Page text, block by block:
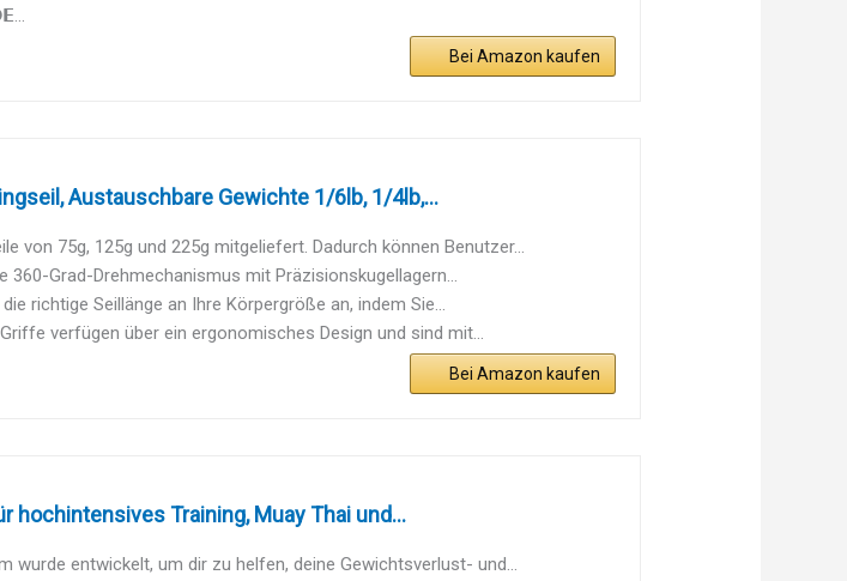
Bei Amazon kaufen
Austauschbare Gewichte 1/6lb, 1/4lb,...
von 75g, 125g und 225g mitgeliefert. Dadurch können Benutzer...
360-Grad-Drehmechanismus mit Präzisionskugellagern...
richtige Seillänge an Ihre Körpergröße an, indem Sie...
verfügen über ein ergonomisches Design und sind mit...
Bei Amazon kaufen
hochintensives Training, Muay Thai und...
wurde entwickelt, um dir zu helfen, deine Gewichtsverlust- und...